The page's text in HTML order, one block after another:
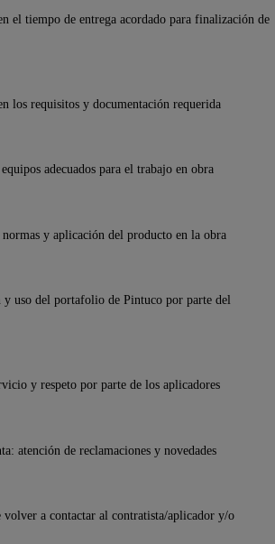
el tiempo de entrega acordado para finalización de
los requisitos y documentación requerida
adecuados para el trabajo en obra
y aplicación del producto en la obra
y uso del portafolio de Pintuco por parte del
y respeto por parte de los aplicadores
atención de reclamaciones y novedades
a contactar al contratista/aplicador y/o